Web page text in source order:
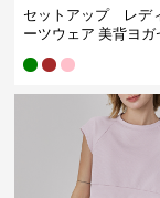
セットアップ レデ
ーツウェア 美背ヨガ